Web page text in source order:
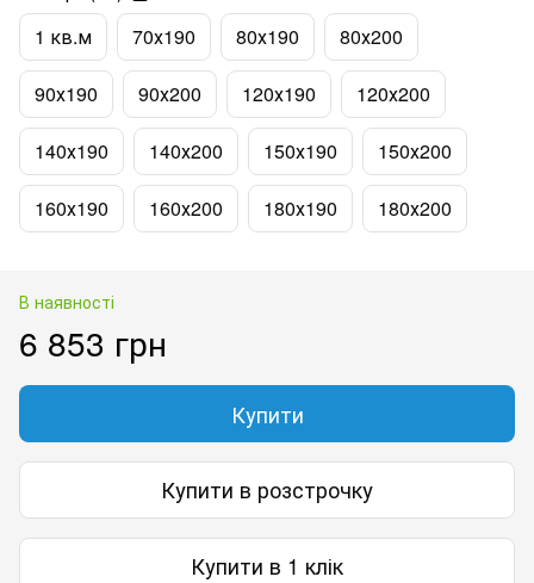
1 кв.м 70х190 80х190 80х200
90х190 90х200 120х190 120х200
140х190 140х200 150х190 150х200
160х190 160х200 180х190 180х200
В наявності
6 853 грн
Купити
Купити в розстрочку
Купити в 1 клік